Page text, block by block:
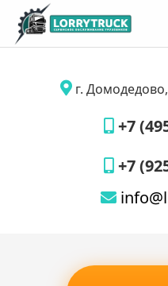
г.
+7
+7